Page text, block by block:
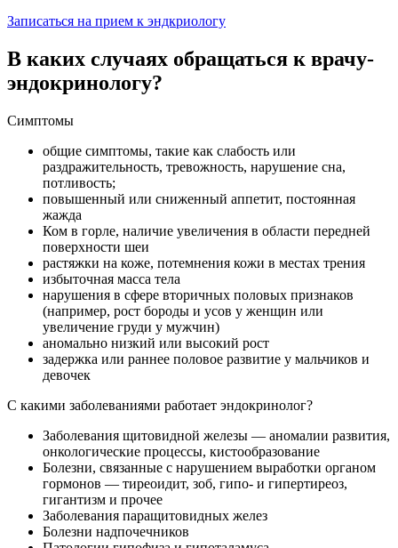
Записаться на прием к эндкриологу
В каких случаях обращаться к врачу-
эндокринологу?
Симптомы
общие симптомы, такие как слабость или
раздражительность, тревожность, нарушение сна,
потливость;
повышенный или сниженный аппетит, постоянная
жажда
Ком в горле, наличие увеличения в области передней
поверхности шеи
растяжки на коже, потемнения кожи в местах трения
избыточная масса тела
нарушения в сфере вторичных половых признаков
(например, рост бороды и усов у женщин или
увеличение груди у мужчин)
аномально низкий или высокий рост
задержка или раннее половое развитие у мальчиков и
девочек
С какими заболеваниями работает эндокринолог?
Заболевания щитовидной железы — аномалии развития,
онкологические процессы, кистообразование
Болезни, связанные с нарушением выработки органом
гормонов — тиреоидит, зоб, гипо- и гипертиреоз,
гигантизм и прочее
Заболевания паращитовидных желез
Болезни надпочечников